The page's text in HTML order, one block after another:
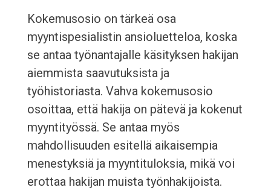
Kokemusosio on tärkeä osa
myyntispesialistin ansioluetteloa, koska
se antaa työnantajalle käsityksen hakijan
aiemmista saavutuksista ja
työhistoriasta. Vahva kokemusosio
osoittaa, että hakija on pätevä ja kokenut
myyntityössä. Se antaa myös
mahdollisuuden esitellä aikaisempia
menestyksiä ja myyntituloksia, mikä voi
erottaa hakijan muista työnhakijoista.